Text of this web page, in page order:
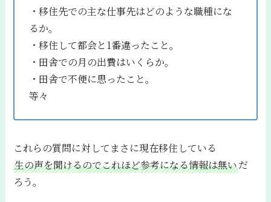
・移住先での主な仕事先はどのような職種にな
るか。
・移住して都会と1番違ったこと。
・田舎での月の出費はいくらか。
・田舎で不便に思ったこと。
等々
これらの質問に対してまさに現在移住している
生の声を聞けるのでこれほど参考になる情報は無いだ
ろう。